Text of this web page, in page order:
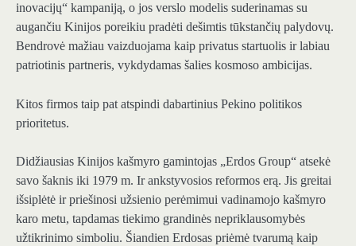
inovacijų“ kampaniją, o jos verslo modelis suderinamas su
augančiu Kinijos poreikiu pradėti dešimtis tūkstančių palydovų.
Bendrovė mažiau vaizduojama kaip privatus startuolis ir labiau
patriotinis partneris, vykdydamas šalies kosmoso ambicijas.
Kitos firmos taip pat atspindi dabartinius Pekino politikos
prioritetus.
Didžiausias Kinijos kašmyro gamintojas „Erdos Group“ atsekė
savo šaknis iki 1979 m. Ir ankstyvosios reformos erą. Jis greitai
išsiplėtė ir priešinosi užsienio perėmimui vadinamojo kašmyro
karo metu, tapdamas tiekimo grandinės nepriklausomybės
užtikrinimo simboliu. Šiandien Erdosas priėmė tvarumą kaip